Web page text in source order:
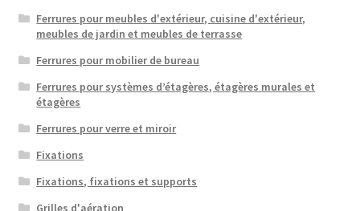
Ferrures pour meubles d'extérieur, cuisine d'extérieur,
meubles de jardin et meubles de terrasse
Ferrures pour mobilier de bureau
Ferrures pour systèmes d’étagères, étagères murales et
étagères
Ferrures pour verre et miroir
Fixations
Fixations, fixations et supports
Grilles d'aération